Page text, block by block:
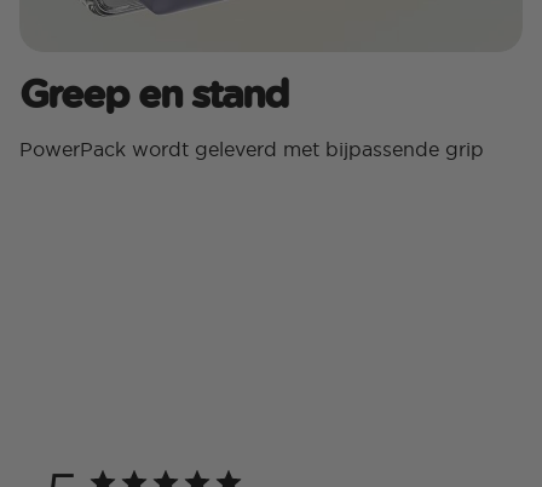
Greep en stand
PowerPack wordt geleverd met bijpassende grip